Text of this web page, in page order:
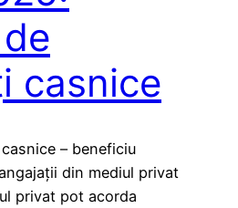
casnice
– beneficiu
din mediul privat
privat pot acorda